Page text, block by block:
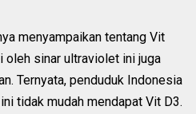
menyampaikan tentang Vit
oleh sinar ultraviolet ini juga
Ternyata, penduduk Indonesia
tidak mudah mendapat Vit D3.